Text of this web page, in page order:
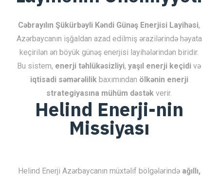
Cəbrayılın Şükürbəyli Kəndi Günəş Enerjisi Layihəsi,
Azərbaycanın işğaldan azad edilmiş ərazilərində həyata
keçirilən ən böyük günəş enerjisi layihələrindən biridir.
Bu sistem, enerji təhlükəsizliyi, yaşıl enerji keçidi və
iqtisadi səmərəlilikbaxımından ölkənin enerji
strategiyasına mühüm dəstək verir.
Helind Enerji-nin
Missiyası
Helind Enerji Azərbaycanın müxtəlif bölgələrində ağıllı,